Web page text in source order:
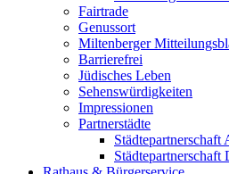
Fairtrade
Genussort
Miltenberger
Barrierefrei
Jüdisches Leben
Sehenswürdigkeiten
Impressionen
Partnerstädte
Städtepartnerschaft